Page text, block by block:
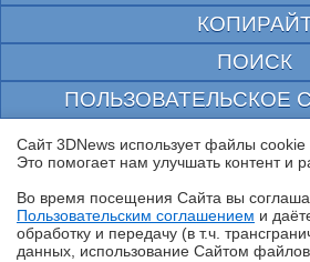
ПОИСК
ПОЛЬЗОВАТЕЛЬСКОЕ
© 1997—2026 Электронное периодическое
выдано Федеральной Службой по надзору за
массовых коммуникаций и охране
При цитировании документа ссылка на сайт с
заимствование документа
Сайт 3DNews использует файлы cookie
Это помогает нам улучшать контент и
Во время посещения Cайта вы
Пользовательским соглашением и
обработку и передачу (в т.ч.
данных, использование Cайтом